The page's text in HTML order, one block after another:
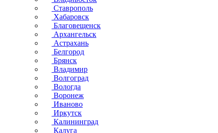
Ставрополь
Хабаровск
Благовещенск
Архангельск
Астрахань
Белгород
Брянск
Владимир
Волгоград
Вологда
Воронеж
Иваново
Иркутск
Калининград
Калуга